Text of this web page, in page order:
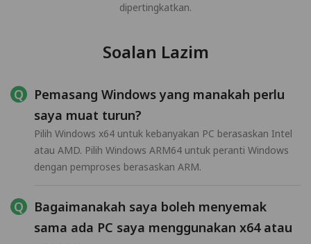
dipertingkatkan.
Soalan Lazim
Pemasang Windows yang manakah perlu
saya muat turun?
Pilih Windows x64 untuk kebanyakan PC berasaskan Intel
atau AMD. Pilih Windows ARM64 untuk peranti Windows
dengan pemproses berasaskan ARM.
Bagaimanakah saya boleh menyemak
sama ada PC saya menggunakan x64 atau